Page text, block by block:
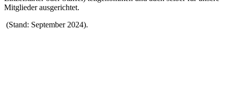
Mitglieder ausgerichtet.
(Stand: September 2024).